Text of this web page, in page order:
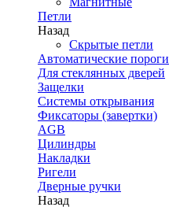
Петли
Назад
Скрытые петли
Автоматические пороги
Для стеклянных дверей
Защелки
Системы открывания
Фиксаторы (завертки)
AGB
Цилиндры
Накладки
Ригели
Дверные ручки
Назад